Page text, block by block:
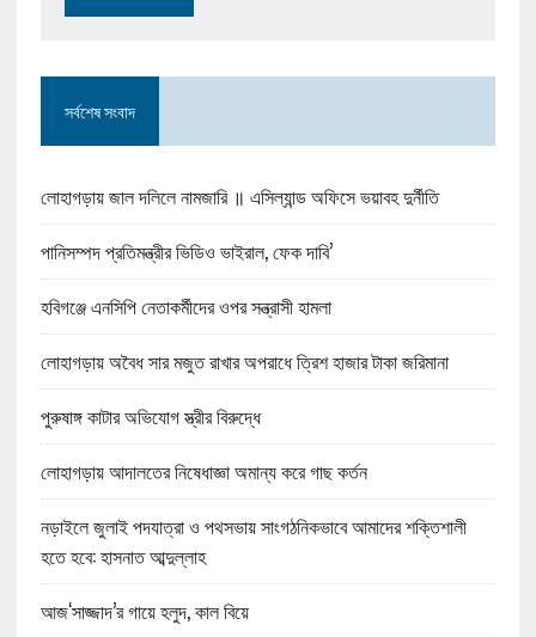
সর্বশেষ সংবাদ
লোহাগড়ায় জাল দলিলে নামজারি ॥ এসিল্যান্ড অফিসে ভয়াবহ দুর্নীতি
পানিসম্পদ প্রতিমন্ত্রীর ভিডিও ভাইরাল, ফেক দাবি’
হবিগঞ্জে এনসিপি নেতাকর্মীদের ওপর সন্ত্রাসী হামলা
লোহাগড়ায় অবৈধ সার মজুত রাখার অপরাধে ত্রিশ হাজার টাকা জরিমানা
পুরুষাঙ্গ কাটার অভিযোগ স্ত্রীর বিরুদ্ধে
লোহাগড়ায় আদালতের নিষেধাজ্ঞা অমান্য করে গাছ কর্তন
নড়াইলে জুলাই পদযাত্রা ও পথসভায় সাংগঠনিকভাবে আমাদের শক্তিশালী
হতে হবে: হাসনাত আব্দুল্লাহ
আজ‘সাজ্জাদ’র গায়ে হলুদ, কাল বিয়ে